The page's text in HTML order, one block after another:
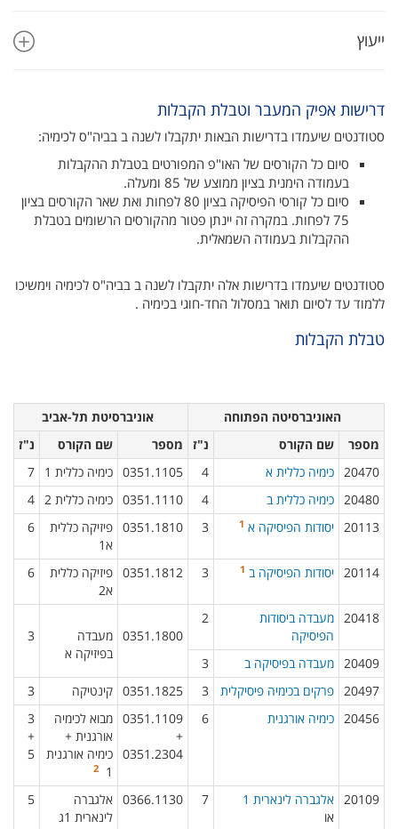
ייעוץ
דרישות אפיק המעבר וטבלת הקבלות
סטודנטים שיעמדו בדרישות הבאות יתקבלו לשנה ב בביה"ס לכימיה:
סיום כל הקורסים של האו"פ המפורטים בטבלת ההקבלות
בעמודה הימנית בציון ממוצע של 85 ומעלה.
סיום כל קורסי הפיסיקה בציון 80 לפחות ואת שאר הקורסים בציון
75 לפחות. במקרה זה יינתן פטור מהקורסים הרשומים בטבלת
ההקבלות בעמודה השמאלית.
סטודנטים שיעמדו בדרישות אלה יתקבלו לשנה ב בביה"ס לכימיה וימשיכו
ללמוד עד לסיום תואר במסלול החד-חוגי בכימיה .
טבלת הקבלות
​ ​ האוניברסיטה הפתוחה​
​ ​ אוניברסיטת תל-אביב​
מספר​
שם הקורס​ נ"ז​ מספר​ שם הקורס​​
נ"ז​
20470​ כימיה כללית א 4​
0351.1105​ כימיה כללית 1​
7​
20480​ כימיה כללית ב 4​
0351.1110​ כימיה כללית 2​
4​
20113​ יסודות הפיסיקה א 1
3​
0351.1810​ פיזיקה כללית
א1​
6​
20114​ יסודות הפיסיקה ב 1
3​
0351.1812​ פיזיקה כללית
א2​
6​
20418​ מעבדה ביסודות
הפיסיקה
2​
0351.1800 מעבדה
בפיזיקה א
3​
20409​ מעבדה בפיסיקה ב
3​
20497​ פרקים בכימיה פיסיקלית 3​
0351.1825 קינטיקה​
3​
20456​ כימיה אורגנית 6​
0351.1109
+
0351.2304​
מבוא לכימיה
אורגנית +
כימיה אורגנית
1
2
3
+
5​
20109 אלגברה לינארית 1
או
7
0366.1130​ אלגברה
לינארית 1ג​
5​